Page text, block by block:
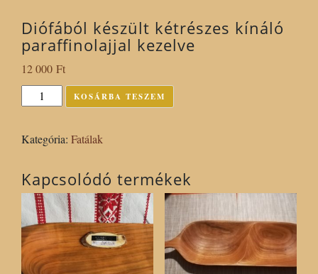
Diófából készült kétrészes kínáló
paraffinolajjal kezelve
12 000 Ft
Diófából
készült
kínáló
kezelve
mennyiség
KOSÁRBA TESZEM
Kategória: Fatálak
Kapcsolódó termékek